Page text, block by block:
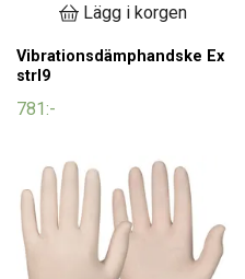
Lägg i korgen
Vibrationsdämphandske Ex
strl9
781:-